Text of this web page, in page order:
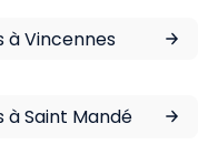
à Vincennes
à Saint Mandé